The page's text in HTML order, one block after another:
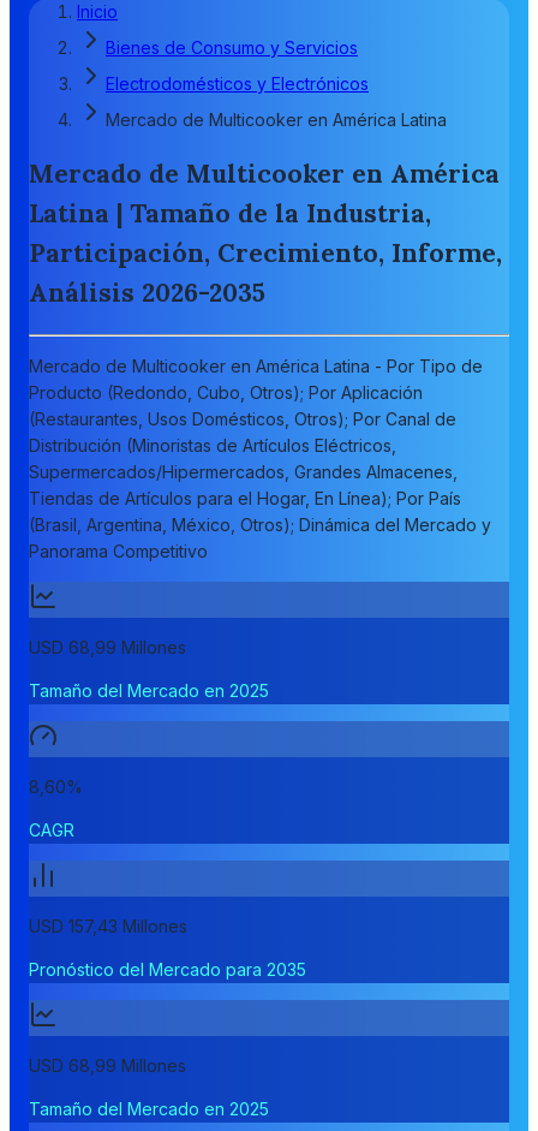
Inicio
Bienes de Consumo y Servicios
Electrodomésticos y Electrónicos
Mercado de Multicooker en América Latina
Mercado de Multicooker en América
Latina | Tamaño de la Industria,
Participación, Crecimiento, Informe,
Análisis 2026-2035
Mercado de Multicooker en América Latina - Por Tipo de
Producto (Redondo, Cubo, Otros); Por Aplicación
(Restaurantes, Usos Domésticos, Otros); Por Canal de
Distribución (Minoristas de Artículos Eléctricos,
Supermercados/Hipermercados, Grandes Almacenes,
Tiendas de Artículos para el Hogar, En Línea); Por País
(Brasil, Argentina, México, Otros); Dinámica del Mercado y
Panorama Competitivo
USD 68,99 Millones
Tamaño del Mercado en 2025
8,60%
CAGR
USD 157,43 Millones
Pronóstico del Mercado para 2035
USD 68,99 Millones
Tamaño del Mercado en 2025